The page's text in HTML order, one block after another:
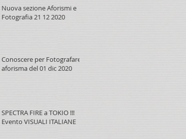
Nuova sezione Aforismi e
Fotografia 21 12 2020
Conoscere per Fotografare,
aforisma del 01 dic 2020
SPECTRA FIRE a TOKIO !!!
Evento VISUALI ITALIANE